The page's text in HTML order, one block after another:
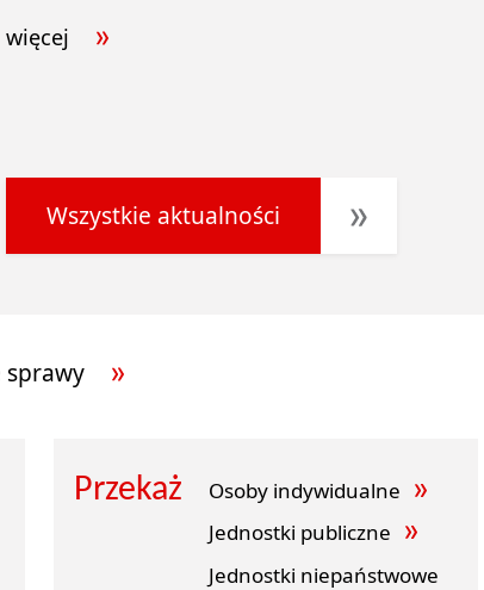
więcej
Wszystkie aktualności
sprawy
Przekaż
Osoby indywidualne
Jednostki publiczne
Jednostki niepaństwowe